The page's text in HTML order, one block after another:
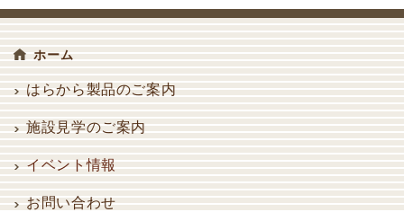
ホーム
はらから製品のご案内
施設見学のご案内
イベント情報
お問い合わせ